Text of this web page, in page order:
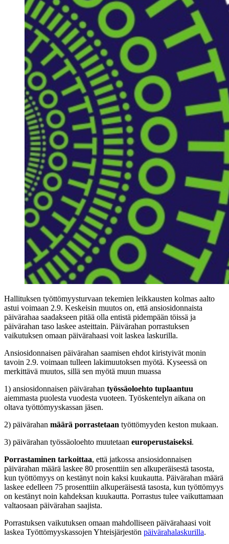
Hallituksen työttömyysturvaan tekemien leikkausten kolmas aalto
astui voimaan 2.9. Keskeisin muutos on, että ansiosidonnaista
päivärahaa saadakseen pitää olla entistä pidempään töissä ja
päivärahan taso laskee asteittain. Päivärahan porrastuksen
vaikutuksen omaan päivärahaasi voit laskea laskurilla.
Ansiosidonnaisen päivärahan saamisen ehdot kiristyivät monin
tavoin 2.9. voimaan tulleen lakimuutoksen myötä. Kyseessä on
merkittävä muutos, sillä sen myötä muun muassa
1) ansiosidonnaisen päivärahan työssäoloehto tuplaantuu
aiemmasta puolesta vuodesta vuoteen. Työskentelyn aikana on
oltava työttömyyskassan jäsen.
2) päivärahan määrä porrastetaan työttömyyden keston mukaan.
3) päivärahan työssäoloehto muutetaan europerustaiseksi.
Porrastaminen tarkoittaa, että jatkossa ansiosidonnaisen
päivärahan määrä laskee 80 prosenttiin sen alkuperäisestä tasosta,
kun työttömyys on kestänyt noin kaksi kuukautta. Päivärahan määrä
laskee edelleen 75 prosenttiin alkuperäisestä tasosta, kun työttömyys
on kestänyt noin kahdeksan kuukautta. Porrastus tulee vaikuttamaan
valtaosaan päivärahan saajista.
Porrastuksen vaikutuksen omaan mahdolliseen päivärahaasi voit
laskea Työttömyyskassojen Yhteisjärjestön päivärahalaskurilla.